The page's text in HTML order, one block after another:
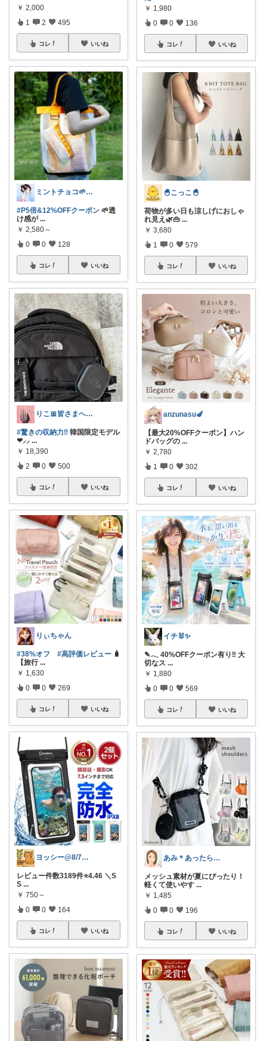
￥ 2,000
1 2 495
コレ いいね
ミントチョコ🌱いつもありがとう
#P5倍&12%OFFクーポン 🌱透
け感が ...
￥ 2,580～
0 0 128
コレ いいね
りこ🎀皆さまへ心から感謝🩶
#驚きの収納力‼︎ 韓国限定モデル
❤︎⸝⸝ ...
￥ 18,390
2 0 500
コレ いいね
りぃちゃん
#38%オフ #高評価レビュー 🧳
【旅行 ...
￥ 1,630
0 0 269
コレ いいね
ヨッシー@8/7経由購入感謝！
レビュー件数3189件⭐️4.46 ＼S
S ...
￥ 750～
0 0 164
コレ いいね
￥ 1,980
0 0 136
コレ いいね
🐣こっこ🐣
荷物が多い日も涼しげにおしゃ
れ見え🌿👜 ...
￥ 3,680
1 0 579
コレ いいね
anzunasu🍆
【最大20%OFFクーポン】ハン
ドバッグの ...
￥ 2,780
1 0 302
コレ いいね
イチ🐰✨
✎𓂃 40%OFFクーポン有り‼ 大
切なス ...
￥ 1,880
0 0 569
コレ いいね
あみ＊あったら便利がたくさん🛒‼️✨
メッシュ素材が夏にぴったり！
軽くて使いやす ...
￥ 1,485
0 0 196
コレ いいね